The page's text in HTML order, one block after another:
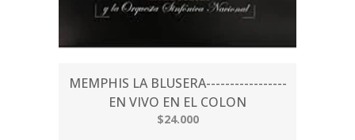
MEMPHIS LA BLUSERA-----------------
EN VIVO EN EL COLON
$24.000